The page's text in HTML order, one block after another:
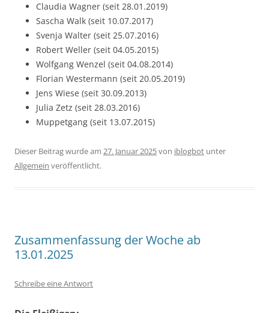
Claudia Wagner (seit 28.01.2019)
Sascha Walk (seit 10.07.2017)
Svenja Walter (seit 25.07.2016)
Robert Weller (seit 04.05.2015)
Wolfgang Wenzel (seit 04.08.2014)
Florian Westermann (seit 20.05.2019)
Jens Wiese (seit 30.09.2013)
Julia Zetz (seit 28.03.2016)
Muppetgang (seit 13.07.2015)
Dieser Beitrag wurde am 27. Januar 2025von iblogbot unter
Allgemein veröffentlicht.
Zusammenfassung der Woche ab
13.01.2025
Schreibe eine Antwort